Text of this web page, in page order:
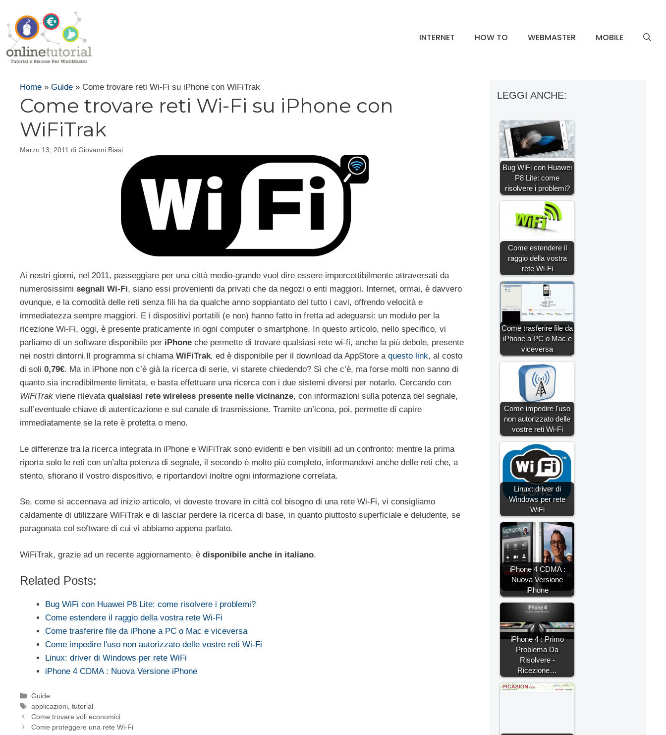
contenuto
INTERNET HOW TO WEBMASTER MOBILE
Home » Guide » Come trovare reti Wi-Fi su iPhone con WiFiTrak
Come trovare reti Wi-Fi su iPhone con
WiFiTrak
Marzo 13, 2011 di Giovanni Biasi
Ai nostri giorni, nel 2011, passeggiare per una città medio-grande vuol dire essere impercettibilmente attraversati da
numerosissimi segnali Wi-Fi, siano essi provenienti da privati che da negozi o enti maggiori. Internet, ormai, è davvero
ovunque, e la comodità delle reti senza fili ha da qualche anno soppiantato del tutto i cavi, offrendo velocità e
immediatezza sempre maggiori. E i dispositivi portatili (e non) hanno fatto in fretta ad adeguarsi: un modulo per la
ricezione Wi-Fi, oggi, è presente praticamente in ogni computer o smartphone. In questo articolo, nello specifico, vi
parliamo di un software disponibile per iPhone che permette di trovare qualsiasi rete wi-fi, anche la più debole, presente
nei nostri dintorni. Il programma si chiama WiFiTrak, ed è disponibile per il download da AppStore a questo link, al costo
di soli 0,79€. Ma in iPhone non c’è già la ricerca di serie, vi starete chiedendo? Sì che c’è, ma forse molti non sanno di
quanto sia incredibilmente limitata, e basta effettuare una ricerca con i due sistemi diversi per notarlo. Cercando con
WiFiTrak viene rilevata qualsiasi rete wireless presente nelle vicinanze, con informazioni sulla potenza del segnale,
sull’eventuale chiave di autenticazione e sul canale di trasmissione. Tramite un’icona, poi, permette di capire
immediatamente se la rete è protetta o meno.
Le differenze tra la ricerca integrata in iPhone e WiFiTrak sono evidenti e ben visibili ad un confronto: mentre la prima
riporta solo le reti con un’alta potenza di segnale, il secondo è molto più completo, informandovi anche delle reti che, a
stento, sfiorano il vostro dispositivo, e riportandovi inoltre ogni informazione correlata.
Se, come si accennava ad inizio articolo, vi doveste trovare in città col bisogno di una rete Wi-Fi, vi consigliamo
caldamente di utilizzare WiFiTrak e di lasciar perdere la ricerca di base, in quanto piuttosto superficiale e deludente, se
paragonata col software di cui vi abbiamo appena parlato.
WiFiTrak, grazie ad un recente aggiornamento, è disponibile anche in italiano.
Related Posts:
Bug WiFi con Huawei P8 Lite: come risolvere i problemi?
Come estendere il raggio della vostra rete Wi-Fi
Come trasferire file da iPhone a PC o Mac e viceversa
Come impedire l'uso non autorizzato delle vostre reti Wi-Fi
Linux: driver di Windows per rete WiFi
iPhone 4 CDMA : Nuova Versione iPhone
Categorie
Guide
Tag
applicazioni ,tutorial
Come trovare voli economici
Come proteggere una rete Wi-Fi
LEGGI ANCHE:
Bug WiFi con Huawei
P8 Lite: come
risolvere i problemi?
Come estendere il
raggio della vostra
rete Wi-Fi
Come trasferire file da
iPhone a PC o Mac e
viceversa
Come impedire l'uso
non autorizzato delle
vostre reti Wi-Fi
Linux: driver di
Windows per rete
WiFi
iPhone 4 CDMA :
Nuova Versione
iPhone
iPhone 4 : Primo
Problema Da
Risolvere -
Ricezione…